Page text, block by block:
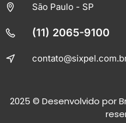
São Paulo - SP
(11) 2065-9100
2025 © Desenvolvido por